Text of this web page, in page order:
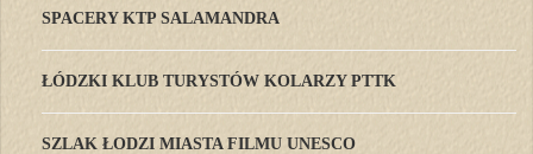
SPACERY KTP SALAMANDRA
ŁÓDZKI KLUB TURYSTÓW KOLARZY PTTK
SZLAK ŁODZI MIASTA FILMU UNESCO